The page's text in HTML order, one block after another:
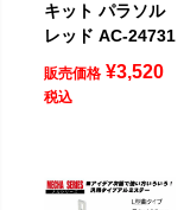
キット パラソル
レッド AC-24731
販売価格 ¥3,520
税込